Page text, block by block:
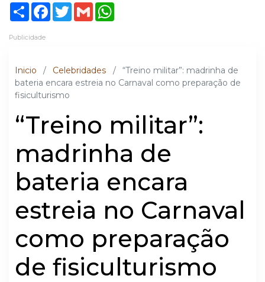
ShareFacebook
TwitterGmail
Publicidade
Inicio / Celebridades /
“Treino militar”: madrinha de
bateria encara estreia no Carnaval como preparação de
fisiculturismo
“Treino militar”:
madrinha de
bateria encara
estreia no Carnaval
como preparação
de fisiculturismo